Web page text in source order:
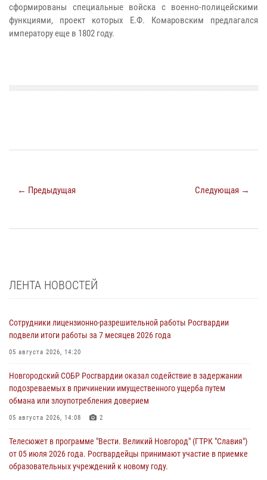
сформированы специальные войска с военно-полицейскими
функциями, проект которых Е.Ф. Комаровским предлагался
императору еще в 1802 году.
← Предыдущая Следующая →
ЛЕНТА НОВОСТЕЙ
Сотрудники лицензионно-разрешительной работы Росгвардии
подвели итоги работы за 7 месяцев 2026 года
05 августа 2026, 14:20
Новгородский СОБР Росгвардии оказал содействие в задержании
подозреваемых в причинении имущественного ущерба путем
обмана или злоупотребления доверием
05 августа 2026, 14:08 2
Телесюжет в программе "Вести. Великий Новгород" (ГТРК "Славия")
от 05 июля 2026 года. Росгвардейцы принимают участие в приемке
образовательных учреждений к новому году.